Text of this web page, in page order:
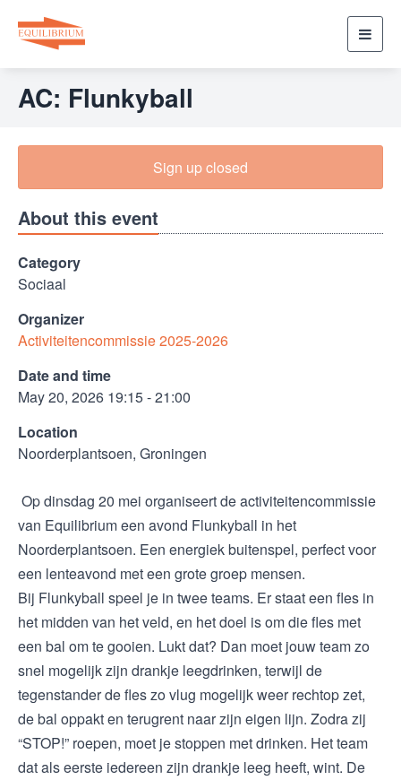
AC: Flunkyball
Sign up closed
About this event
Category
Sociaal
Organizer
Activiteitencommissie 2025-2026
Date and time
May 20, 2026 19:15 - 21:00
Location
Noorderplantsoen, Groningen
Op dinsdag 20 mei organiseert de activiteitencommissie
van Equilibrium een avond Flunkyball in het
Noorderplantsoen. Een energiek buitenspel, perfect voor
een lenteavond met een grote groep mensen.
Bij Flunkyball speel je in twee teams. Er staat een fles in
het midden van het veld, en het doel is om die fles met
een bal om te gooien. Lukt dat? Dan moet jouw team zo
snel mogelijk zijn drankje leegdrinken, terwijl de
tegenstander de fles zo vlug mogelijk weer rechtop zet,
de bal oppakt en terugrent naar zijn eigen lijn. Zodra zij
“STOP!” roepen, moet je stoppen met drinken. Het team
dat als eerste iedereen zijn drankje leeg heeft, wint. De